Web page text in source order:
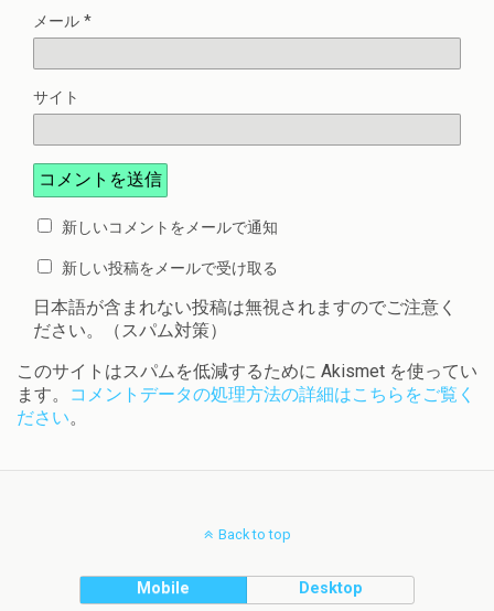
メール *
サイト
新しいコメントをメールで通知
新しい投稿をメールで受け取る
日本語が含まれない投稿は無視されますのでご注意く
ださい。（スパム対策）
このサイトはスパムを低減するために Akismet を使ってい
ます。
コメントデータの処理方法の詳細はこちらをご覧く
ださい。
Back to top
Mobile Desktop